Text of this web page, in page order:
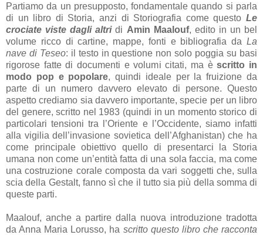
Partiamo da un presupposto, fondamentale quando si parla
di un libro di Storia, anzi di Storiografia come questo Le
crociate viste dagli altridi Amin Maalouf, edito in un bel
volume ricco di cartine, mappe, fonti e bibliografia da La
nave di Teseo: il testo in questione non solo poggia su basi
rigorose fatte di documenti e volumi citati, ma èscritto in
modo pop e popolare, quindi ideale per la fruizione da
parte di un numero davvero elevato di persone. Questo
aspetto crediamo sia davvero importante, specie per un libro
del genere, scritto nel 1983 (quindi in un momento storico di
particolari tensioni tra l’Oriente e l’Occidente, siamo infatti
alla vigilia dell’invasione sovietica dell’Afghanistan) che ha
come principale obiettivo quello di presentarci la Storia
umana non come un’entità fatta di una sola faccia, ma come
una costruzione corale composta da vari soggetti che, sulla
scia della Gestalt, fanno sì che il tutto sia più della somma di
queste parti.
Maalouf, anche a partire dalla nuova introduzione tradotta
da Anna Maria Lorusso, ha scritto questo libro che racconta